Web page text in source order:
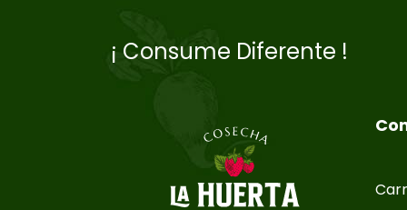
¡ Consume Diferente !